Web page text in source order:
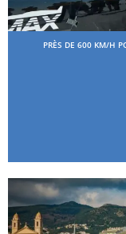
PRÈS DE 600 KM/H